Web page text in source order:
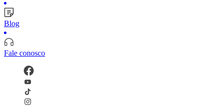
Blog
Fale conosco